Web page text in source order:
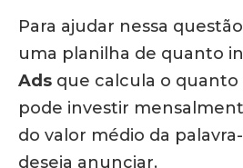
Para ajudar nessa
uma planilha de quanto
Ads que calcula o
pode investir
do valor médio da
deseja anunciar.